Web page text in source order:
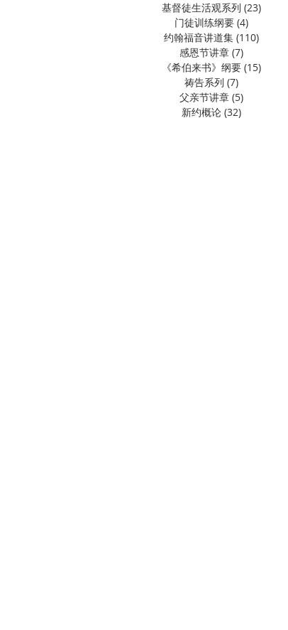
基督徒生活观系列 (23)
门徒训练纲要 (4)
约翰福音讲道集 (110)
感恩节讲章 (7)
《希伯来书》纲要 (15)
祷告系列 (7)
父亲节讲章 (5)
新约概论 (32)